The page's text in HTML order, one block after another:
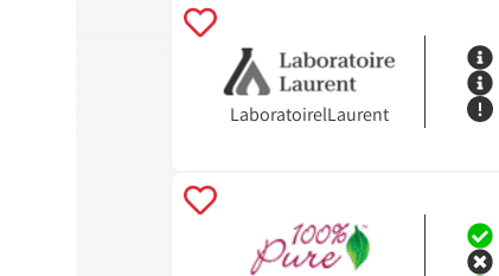
LaboratoirelLaurent